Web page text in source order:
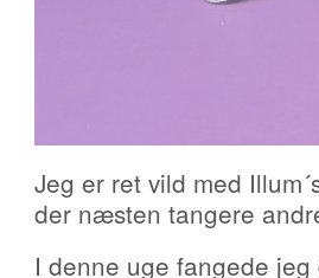
Jeg er ret vild med
der næsten tangere
I denne uge fangede